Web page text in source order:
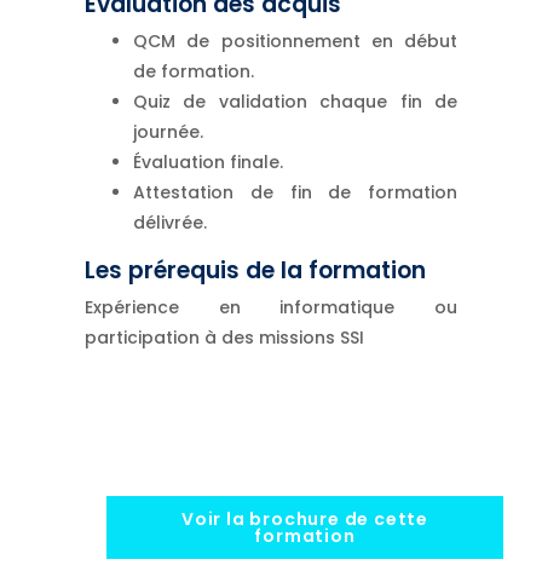
QCM de positionnement en début
de formation.
Quiz de validation chaque fin de
journée.
Évaluation finale.
Attestation de fin de formation
délivrée.
Les prérequis de la formation
Expérience en informatique ou
participation à des missions SSI
Voir la brochure de cette
formation